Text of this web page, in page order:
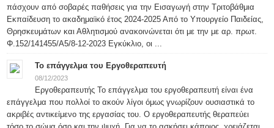
πάσχουν από σοβαρές παθήσεις για την Εισαγωγή στην Τριτοβάθμια
Εκπαίδευση το ακαδημαϊκό έτος 2024-2025 Από το Υπουργείο Παιδείας,
Θρησκευμάτων και Αθλητισμού ανακοινώνεται ότι με την με αρ. πρωτ.
Φ.152/141455/Α5/8-12-2023 Εγκύκλιο, οι ...
Το επάγγελμα του Εργοθεραπευτή
08/12/2023
Εργοθεραπευτής Το επάγγελμα του εργοθεραπευτή είναι ένα
επάγγελμα που πολλοί το ακούν λίγοι όμως γνωρίζουν ουσιαστικά το
ακριβές αντικείμενο της εργασίας του. Ο εργοθεραπευτής θεραπεύει